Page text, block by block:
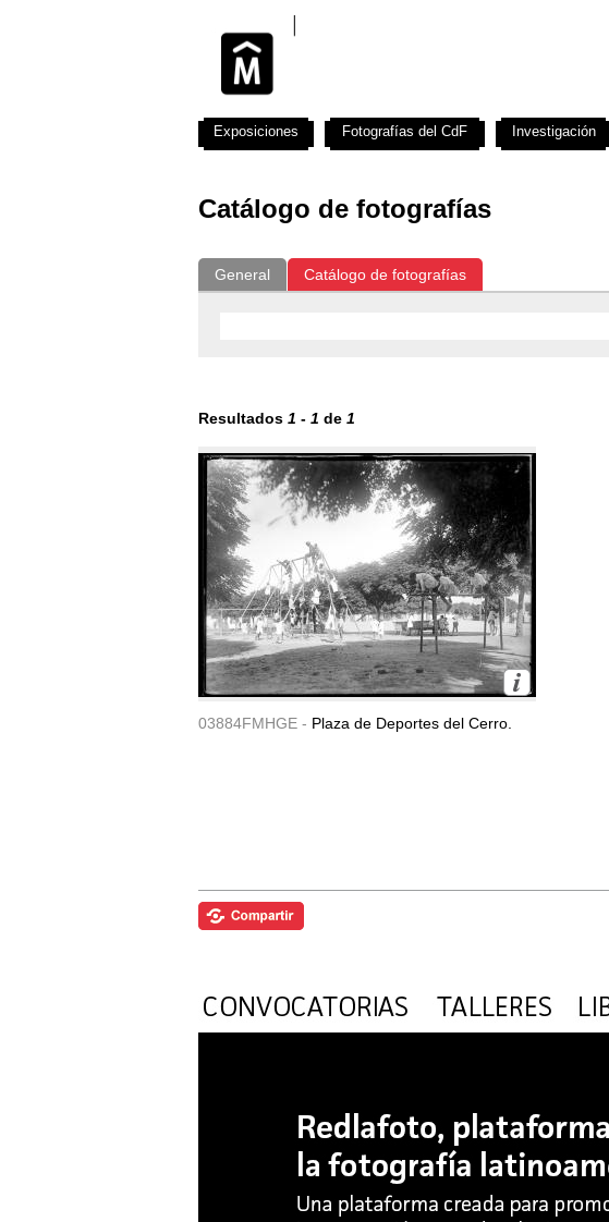
Catálogo de fotografías
General Catálogo de fotografías
Resultados 1 - 1 de 1
03884FMHGE - Plaza de Deportes del Cerro.
Exposiciones Fotografías del CdF Investigación